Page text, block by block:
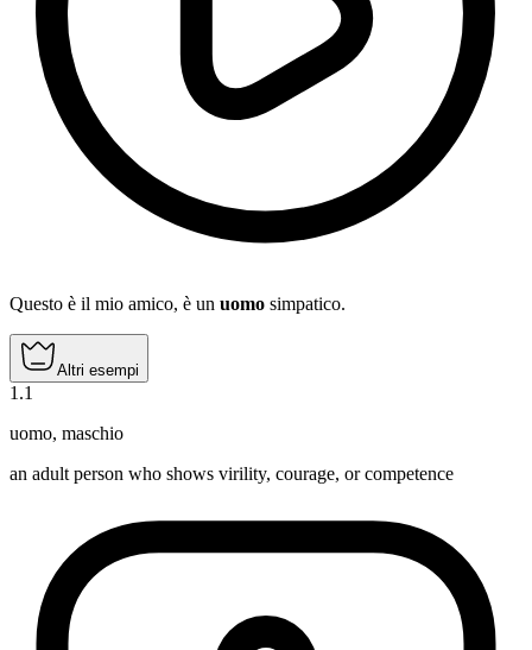
Questo è il mio amico, è un uomo simpatico.
Altri esempi
1 .1
uomo, maschio
an adult person who shows virility, courage, or competence